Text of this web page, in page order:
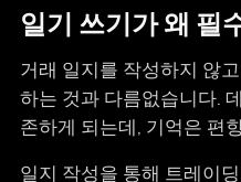
일기 쓰기가 왜 필
거래 일지를 작성하지 않
하는 것과 다름없습니다.
존하게 되는데, 기억은 편
일지 작성을 통해 트레이